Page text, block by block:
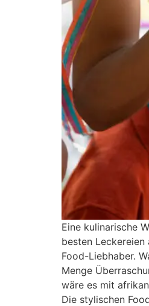
Eine kulinarische
besten
Food-Liebhaber.
Menge
wäre es mit
Die stylischen